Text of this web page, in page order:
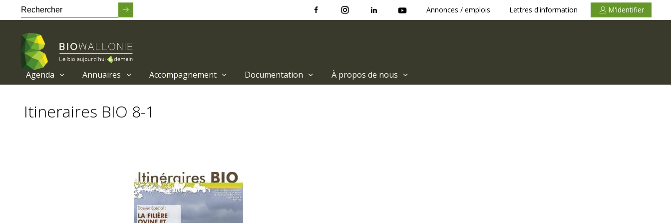
contenu
Annonces / emplois Lettres d'information M'identifier
Agenda Annuaires Accompagnement Documentation À propos de nous
Itineraires BIO 8-1